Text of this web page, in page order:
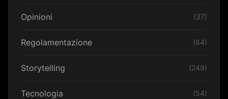
Opinioni (37)
Regolamentazione (64)
Storytelling (249)
Tecnologia (54)